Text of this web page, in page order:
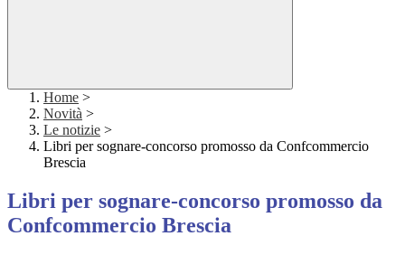
Home >
Novità >
Le notizie >
Libri per sognare-concorso promosso da Confcommercio
Brescia
Libri per sognare-concorso promosso da
Confcommercio Brescia